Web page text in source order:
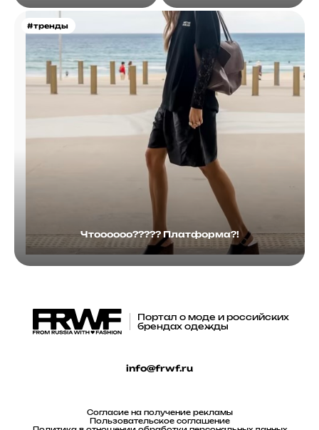
#тренды
Чтоооооо????? Платформа?!
Портал о моде и российских
брендах одежды
info@frwf.ru
Согласие на получение рекламы
Пользовательское соглашение